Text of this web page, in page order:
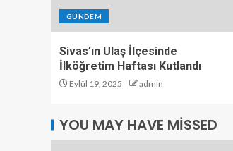
GÜNDEM
Sivas’ın Ulaş İlçesinde
İlköğretim Haftası Kutlandı
Eylül 19, 2025 admin
YOU MAY HAVE MISSED